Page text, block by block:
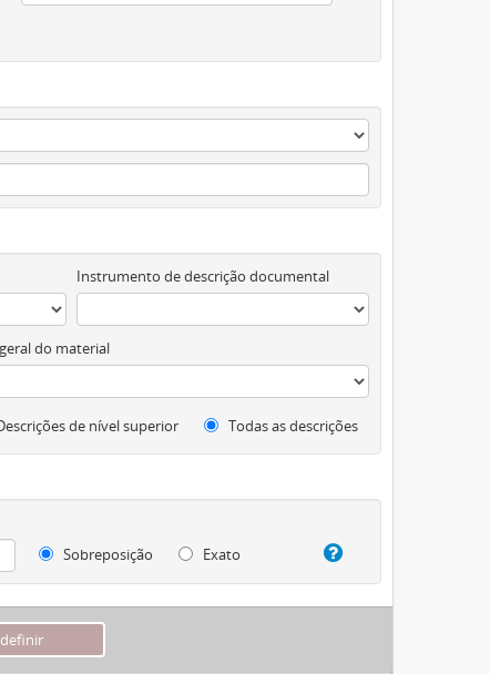
Instrumento de descrição documental
do material
de nível superior Todas as descrições
Sobreposição
Exato